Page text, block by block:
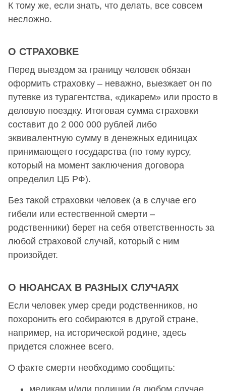
К тому же, если знать, что делать, все совсем
несложно.
О СТРАХОВКЕ
Перед выездом за границу человек обязан
оформить страховку – неважно, выезжает он по
путевке из турагентства, «дикарем» или просто в
деловую поездку. Итоговая сумма страховки
составит до 2 000 000 рублей либо
эквивалентную сумму в денежных единицах
принимающего государства (по тому курсу,
который на момент заключения договора
определил ЦБ РФ).
Без такой страховки человек (а в случае его
гибели или естественной смерти –
родственники) берет на себя ответственность за
любой страховой случай, который с ним
произойдет.
О НЮАНСАХ В РАЗНЫХ СЛУЧАЯХ
Если человек умер среди родственников, но
похоронить его собираются в другой стране,
например, на исторической родине, здесь
придется сложнее всего.
О факте смерти необходимо сообщить:
медикам и/или полиции (в любом случае,